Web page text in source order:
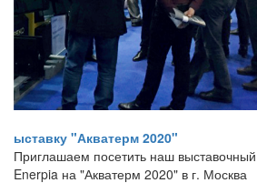
ыставку "Акватерм 2020"
Приглашаем посетить наш
Enerpia на "Акватерм 2020" в г. Москва